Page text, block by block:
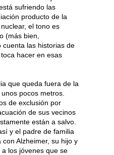
sufriendo las
producto de la
el tono es
(más bien,
cuenta las historias de
hacer en esas
que queda fuera de la
pocos metros.
de exclusión por
de sus vecinos
están a salvo.
y el padre de familia
Alzheimer, su hijo y
los jóvenes que se